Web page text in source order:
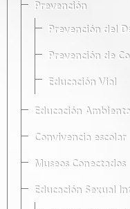
Prevención
Prevención del
Prevención de
Educación Vial
Educación
Convivencia escolar
Museos Conectados
Educación Sexual